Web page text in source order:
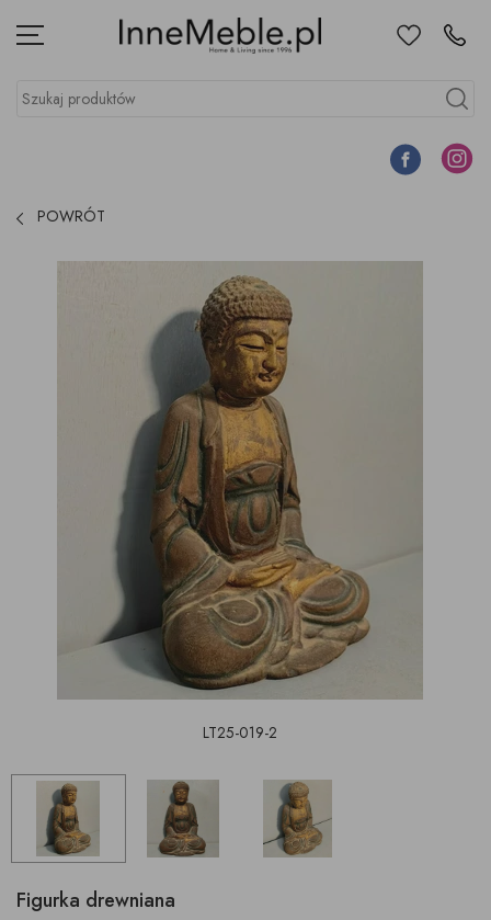
Menu UlubioneKontakt
Szukaj produktów
Szukaj
Facebook
POWRÓT
LT25-019-2
Figurka drewniana